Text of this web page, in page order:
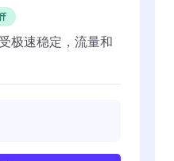
极速稳定，流量和